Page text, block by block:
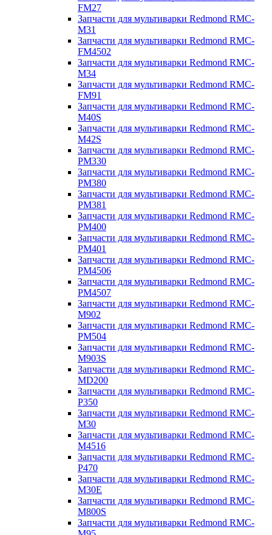
FM27
Запчасти для мультиварки Redmond RMC-
M31
Запчасти для мультиварки Redmond RMC-
FM4502
Запчасти для мультиварки Redmond RMC-
M34
Запчасти для мультиварки Redmond RMC-
FM91
Запчасти для мультиварки Redmond RMC-
M40S
Запчасти для мультиварки Redmond RMC-
M42S
Запчасти для мультиварки Redmond RMC-
PM330
Запчасти для мультиварки Redmond RMC-
PM380
Запчасти для мультиварки Redmond RMC-
PM381
Запчасти для мультиварки Redmond RMC-
PM400
Запчасти для мультиварки Redmond RMC-
PM401
Запчасти для мультиварки Redmond RMC-
PM4506
Запчасти для мультиварки Redmond RMC-
PM4507
Запчасти для мультиварки Redmond RMC-
M902
Запчасти для мультиварки Redmond RMC-
PM504
Запчасти для мультиварки Redmond RMC-
M903S
Запчасти для мультиварки Redmond RMC-
MD200
Запчасти для мультиварки Redmond RMC-
P350
Запчасти для мультиварки Redmond RMC-
M30
Запчасти для мультиварки Redmond RMC-
M4516
Запчасти для мультиварки Redmond RMC-
P470
Запчасти для мультиварки Redmond RMC-
M30E
Запчасти для мультиварки Redmond RMC-
M800S
Запчасти для мультиварки Redmond RMC-